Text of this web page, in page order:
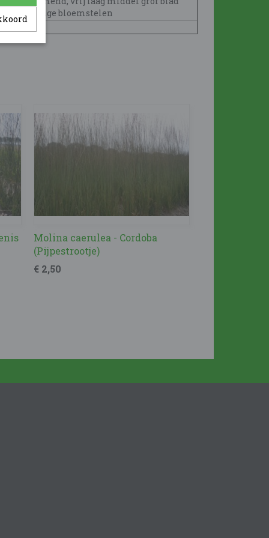
met lange bloemstelen
Molina caerulea - Cordoba
(Pijpestrootje)
€ 2,50